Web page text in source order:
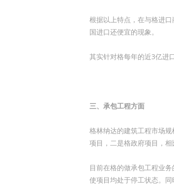
根据以上特点，在与格进
国进口还便宜的现象。
其实针对格每年的近3亿进
三、承包工程方面
格林纳达的建筑工程市场
项目，二是格政府项目，
目前在格的做承包工程业
使项目均处于停工状态。